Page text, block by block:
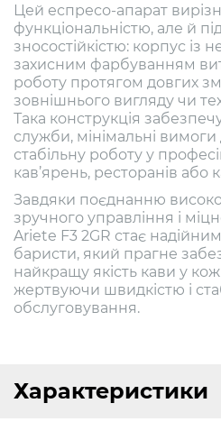
Цей еспресо-апарат
функціональністю, але й
зносостійкістю: корпус із
захисним фарбуванням
роботу протягом довгих
зовнішнього вигляду чи
Така конструкція
служби, мінімальні вимоги
стабільну роботу у
кав’ярень, ресторанів або
Завдяки поєднанню
зручного управління і
Ariete F3 2GR стає
баристи, який прагне
найкращу якість кави у
жертвуючи швидкістю і
обслуговування.
Характеристики